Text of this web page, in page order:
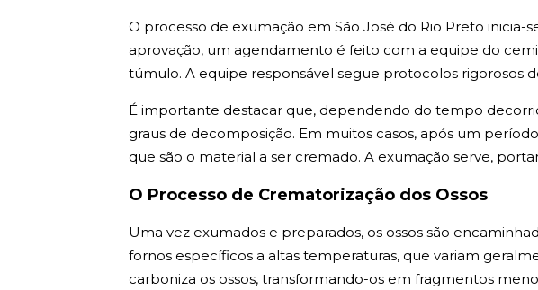
O processo de exumação em São José do Rio Preto
aprovação, um agendamento é feito com a equipe do
túmulo. A equipe responsável segue protocolos rigorosos
É importante destacar que, dependendo do tempo
graus de decomposição. Em muitos casos, após um
que são o material a ser cremado. A exumação serve,
O Processo de Crematorização dos Ossos
Uma vez exumados e preparados, os ossos são
fornos específicos a altas temperaturas, que variam
carboniza os ossos, transformando-os em fragmentos